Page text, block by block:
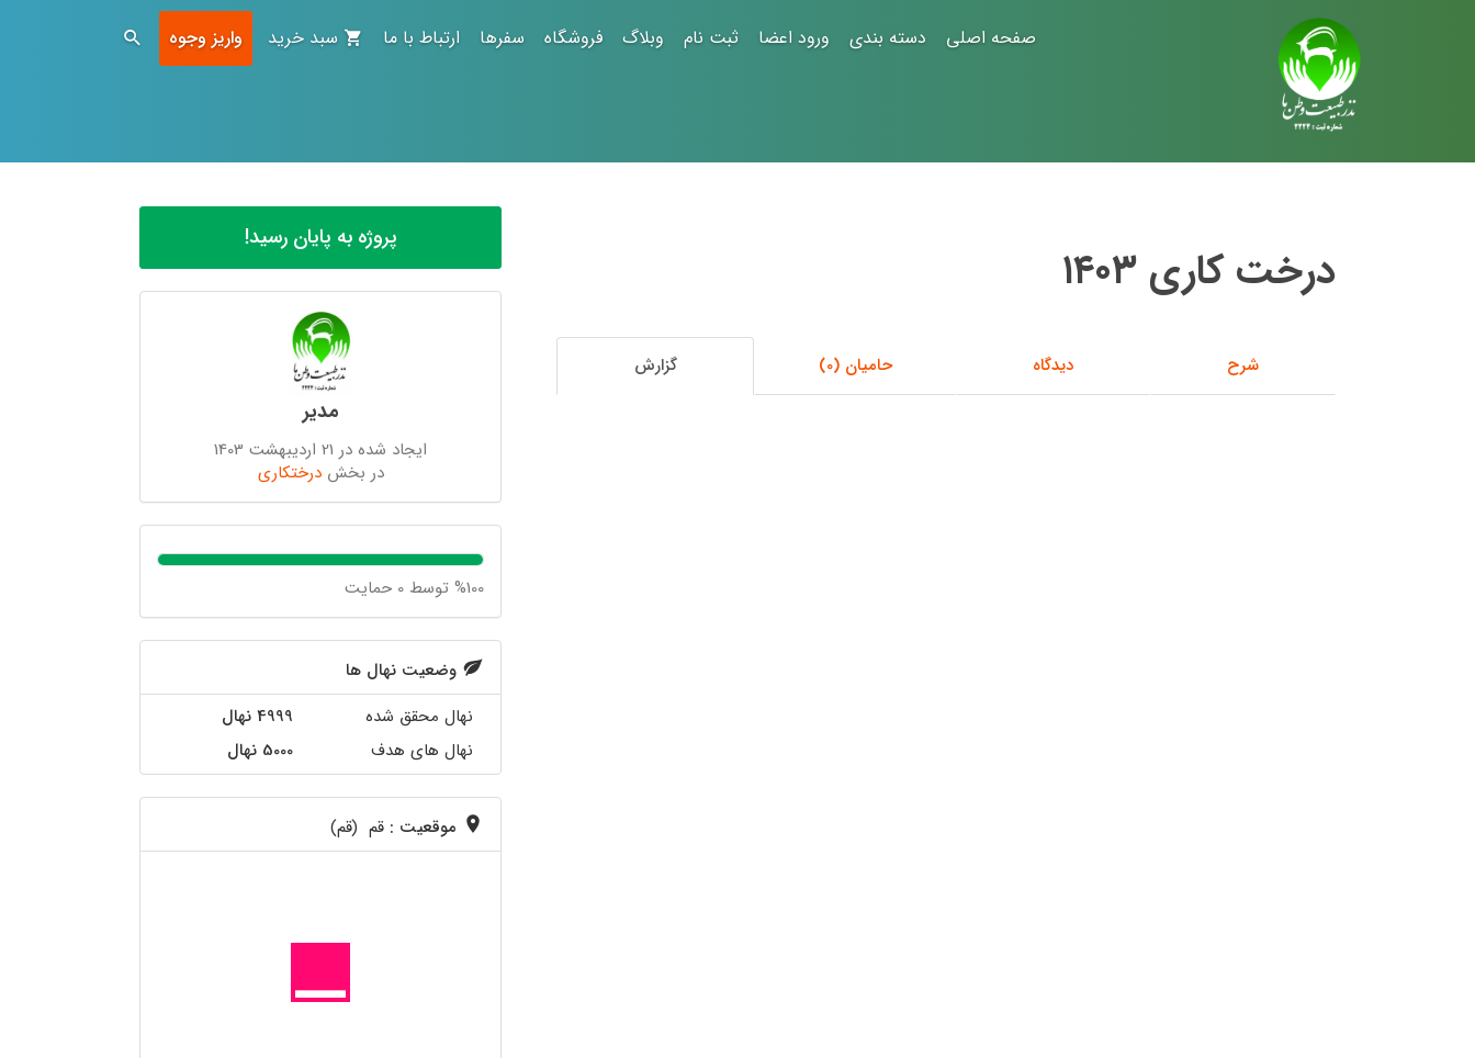
صفحه اصلی دسته بندی ورود اعضا ثبت نام وبلاگ فروشگاه سفرها ارتباط با ما سبد خرید واریز وجوه
درخت کاری ۱۴۰۳
شرح دیدگاه حامیان (0) گزارش
پروژه به پایان رسید!
مدیر
ایجاد شده در 21 اردیبهشت 1403
در بخشدرختکاری
%100 توسط 0 حمایت
وضعیت نهال ها
نهال محقق شده
4999 نهال
نهال های هدف
5000 نهال
موقعیت : قم (قم)